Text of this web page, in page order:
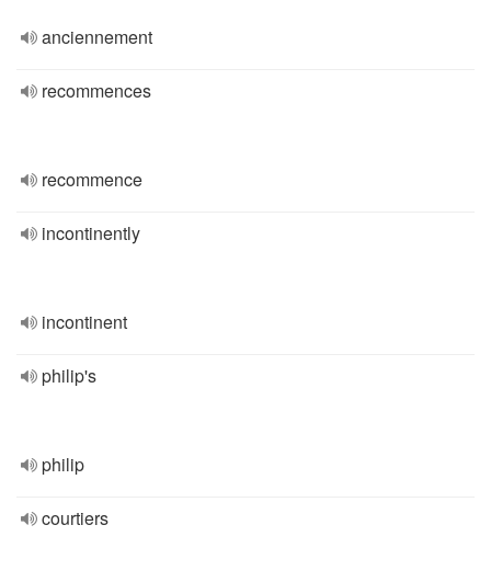
anciennement
recommences
recommence
incontinently
incontinent
philip's
philip
courtiers